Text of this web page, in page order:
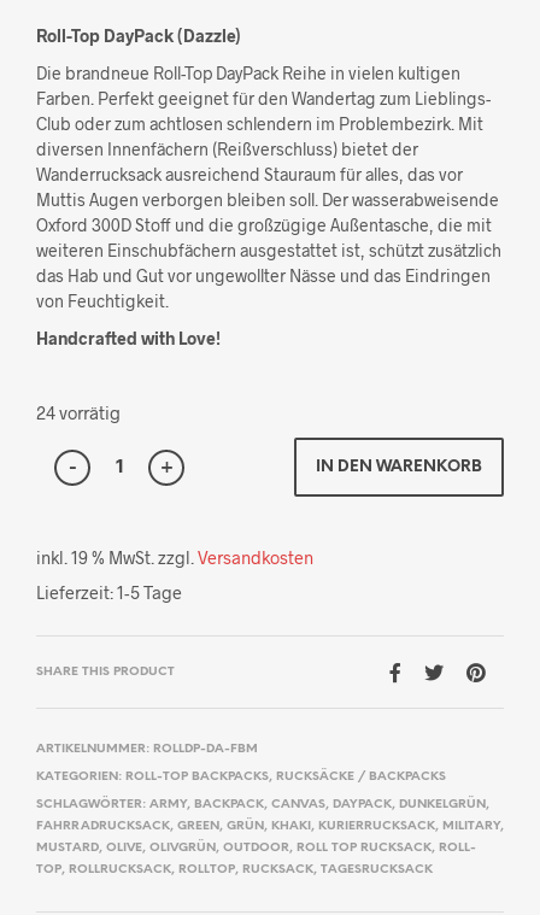
Roll-Top DayPack (Dazzle)
Die brandneue Roll-Top DayPack Reihe in vielen kultigen
Farben. Perfekt geeignet für den Wandertag zum Lieblings-
Club oder zum achtlosen schlendern im Problembezirk. Mit
diversen Innenfächern (Reißverschluss) bietet der
Wanderrucksack ausreichend Stauraum für alles, das vor
Muttis Augen verborgen bleiben soll. Der wasserabweisende
Oxford 300D Stoff und die großzügige Außentasche, die mit
weiteren Einschubfächern ausgestattet ist, schützt zusätzlich
das Hab und Gut vor ungewollter Nässe und das Eindringen
von Feuchtigkeit.
Handcrafted with Love!
24 vorrätig
IN DEN WARENKORB
inkl. 19 % MwSt. zzgl. Versandkosten
Lieferzeit:1-5 Tage
SHARE THIS PRODUCT
ARTIKELNUMMER: ROLLDP-DA-FBM
KATEGORIEN: ROLL-TOP BACKPACKS, RUCKSÄCKE / BACKPACKS
SCHLAGWÖRTER: ARMY, BACKPACK, CANVAS, DAYPACK, DUNKELGRÜN ,
FAHRRADRUCKSACK, GREEN , GRÜN , KHAKI , KURIERRUCKSACK, MILITARY,
MUSTARD, OLIVE, OLIVGRÜN , OUTDOOR, ROLL TOP RUCKSACK, ROLL-
TOP, ROLLRUCKSACK, ROLLTOP, RUCKSACK, TAGESRUCKSACK